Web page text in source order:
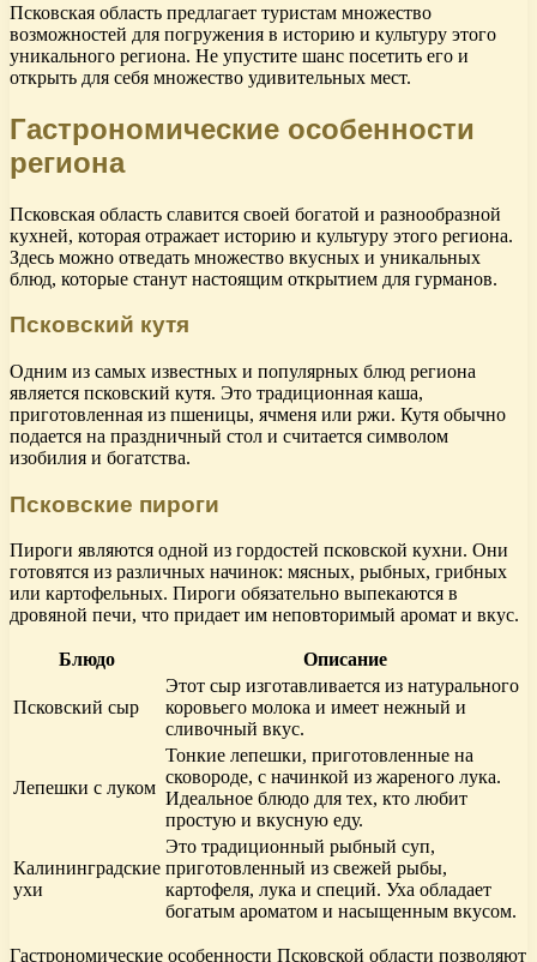
Псковская область предлагает туристам множество
возможностей для погружения в историю и культуру этого
уникального региона. Не упустите шанс посетить его и
открыть для себя множество удивительных мест.
Гастрономические особенности
региона
Псковская область славится своей богатой и разнообразной
кухней, которая отражает историю и культуру этого региона.
Здесь можно отведать множество вкусных и уникальных
блюд, которые станут настоящим открытием для гурманов.
Псковский кутя
Одним из самых известных и популярных блюд региона
является псковский кутя. Это традиционная каша,
приготовленная из пшеницы, ячменя или ржи. Кутя обычно
подается на праздничный стол и считается символом
изобилия и богатства.
Псковские пироги
Пироги являются одной из гордостей псковской кухни. Они
готовятся из различных начинок: мясных, рыбных, грибных
или картофельных. Пироги обязательно выпекаются в
дровяной печи, что придает им неповторимый аромат и вкус.
Блюдо Описание
Псковский сыр
Этот сыр изготавливается из натурального
коровьего молока и имеет нежный и
сливочный вкус.
Лепешки с луком
Тонкие лепешки, приготовленные на
сковороде, с начинкой из жареного лука.
Идеальное блюдо для тех, кто любит
простую и вкусную еду.
Калининградские
ухи
Это традиционный рыбный суп,
приготовленный из свежей рыбы,
картофеля, лука и специй. Уха обладает
богатым ароматом и насыщенным вкусом.
Гастрономические особенности Псковской области позволяют